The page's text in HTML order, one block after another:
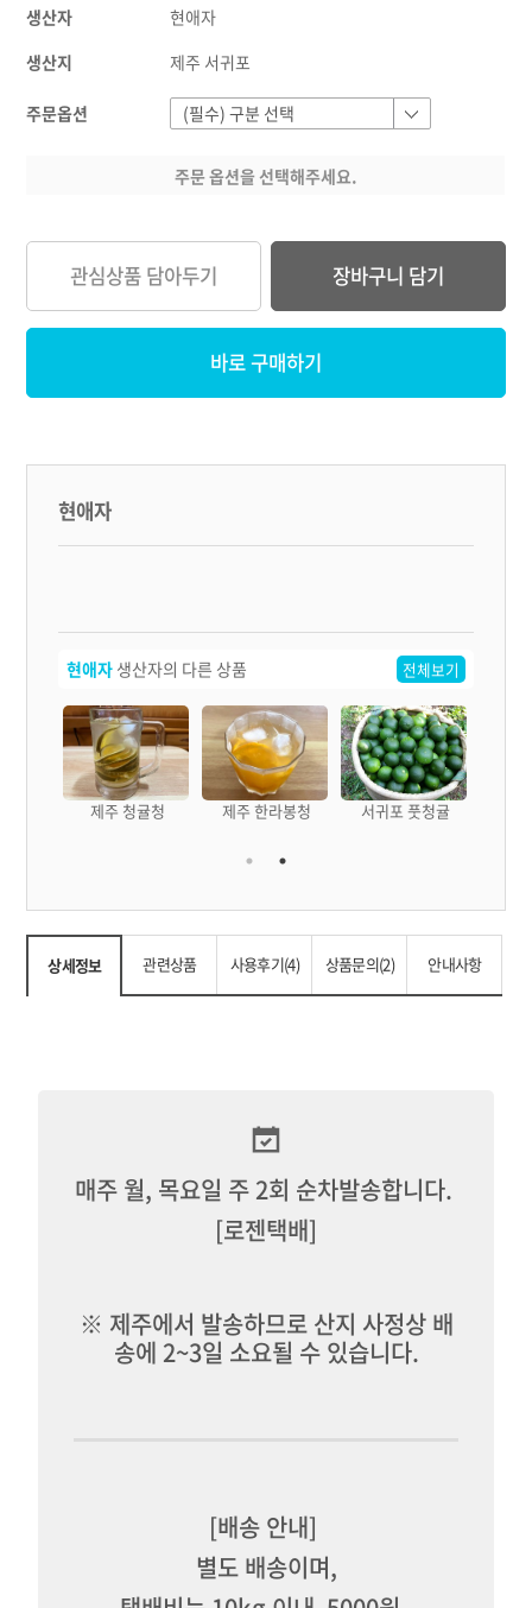
생산자
현애자
생산지
제주 서귀포
주문옵션
주문 옵션을 선택해주세요.
관심상품 담아두기 장바구니 담기
바로 구매하기
현애자
현애자생산자의 다른 상품 전체보기
제주 청귤청 제주 한라봉청 서귀포 풋청귤
상세정보 관련상품 사용후기(4) 상품문의(2) 안내사항
매주 월, 목요일 주 2회 순차발송합니다.
[로젠택배]
※ 제주에서 발송하므로 산지 사정상 배
송에 2~3일 소요될 수 있습니다.
[배송 안내]
별도 배송이며,